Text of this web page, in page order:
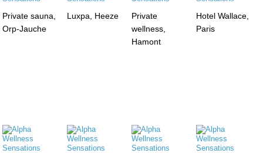
Private sauna,
Orp-Jauche
Luxpa, Heeze
Private
wellness,
Hamont
Hotel Wallace,
Paris